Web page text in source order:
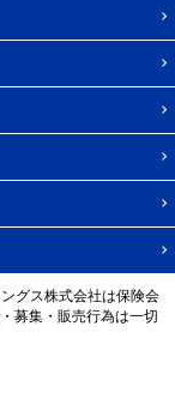
グス株式会社は保険会
募集・販売行為は一切